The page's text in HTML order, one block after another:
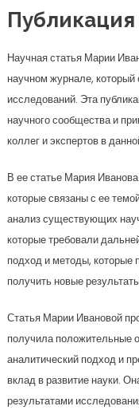
Публикация
Научная статья Марии
научном журнале, который
исследований. Эта
научного сообщества и
коллег и экспертов в
В ее статье Мария
которые связаны с ее
анализ существующих
которые требовали
подход и методы, которые
получить новые
Статья Марии Ивановой
получила положительные
аналитический подход и
вклад в развитие науки.
результатами